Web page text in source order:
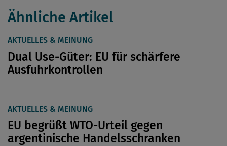
Ähnliche Artikel
AKTUELLES & MEINUNG
Dual Use-Güter: EU für schärfere
Ausfuhrkontrollen
AKTUELLES & MEINUNG
EU begrüßt WTO-Urteil gegen
argentinische Handelsschranken